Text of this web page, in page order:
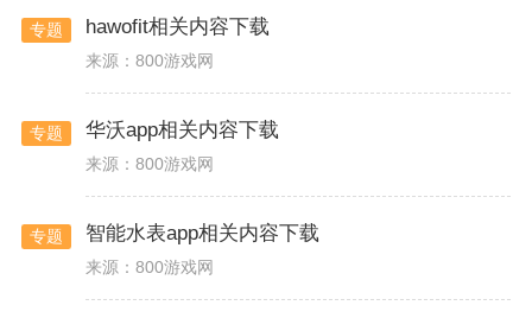
专题 hawofit相关内容下载
来源：800游戏网
专题 华沃app相关内容下载
来源：800游戏网
专题 智能水表app相关内容下载
来源：800游戏网